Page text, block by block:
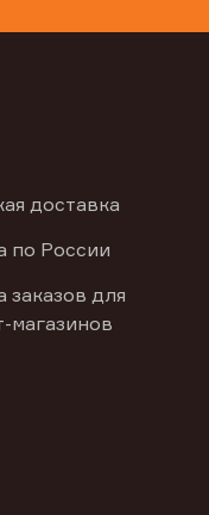
доставка
по России
заказов для
магазинов